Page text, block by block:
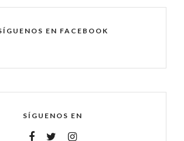
EN FACEBOOK
SÍGUENOS EN